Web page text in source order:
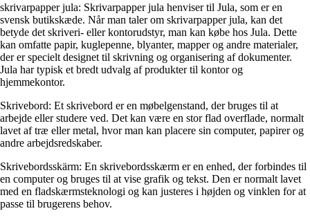
skrivarpapper jula: Skrivarpapper jula henviser til Jula, som er en
svensk butikskæde. Når man taler om skrivarpapper jula, kan det
betyde det skriveri- eller kontorudstyr, man kan købe hos Jula. Dette
kan omfatte papir, kuglepenne, blyanter, mapper og andre materialer,
der er specielt designet til skrivning og organisering af dokumenter.
Jula har typisk et bredt udvalg af produkter til kontor og
hjemmekontor.
Skrivebord: Et skrivebord er en møbelgenstand, der bruges til at
arbejde eller studere ved. Det kan være en stor flad overflade, normalt
lavet af træ eller metal, hvor man kan placere sin computer, papirer og
andre arbejdsredskaber.
Skrivebordsskärm: En skrivebordsskærm er en enhed, der forbindes til
en computer og bruges til at vise grafik og tekst. Den er normalt lavet
med en fladskærmsteknologi og kan justeres i højden og vinklen for at
passe til brugerens behov.